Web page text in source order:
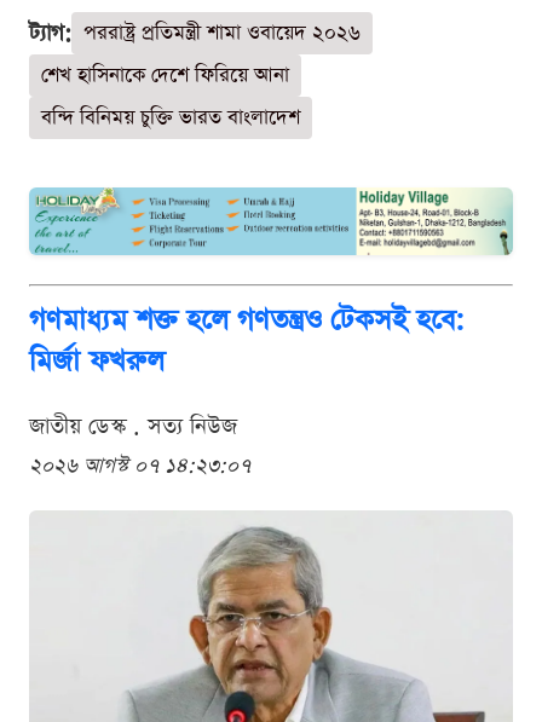
ট্যাগ: পররাষ্ট্র প্রতিমন্ত্রী শামা ওবায়েদ ২০২৬
শেখ হাসিনাকে দেশে ফিরিয়ে আনা
বন্দি বিনিময় চুক্তি ভারত বাংলাদেশ
গণমাধ্যম শক্ত হলে গণতন্ত্রও টেকসই হবে:
মির্জা ফখরুল
জাতীয় ডেস্ক . সত্য নিউজ
২০২৬ আগস্ট ০৭ ১৪:২৩:০৭